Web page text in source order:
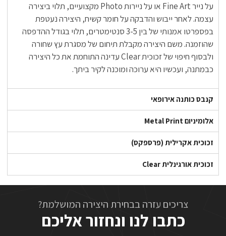
על נייר Fine Art או על ניירות Photo מקצועיים, תלוי ביצירה
עצמה. לאחר ייבוש והדבקה על חומר קשיח, היצירה נעטפת
בפספרטו אמנותי של בין 3-5 סנטימטרים, תלוי בגודל ההדפסה
שהוזמנה. משם היצירה מקבלת תיחום של מסגרת עץ שחורה
ולבסוף חיפוי של זכוכית Clear עדינה התוחמת את כל היצירה
כבמתנה, ועכשיו היא ערוכה ומוכנה לקיר ביתך.
קנבס כותנה אירופאי
אלומיניום Metal Print
זכוכית אקרילית (פרספקס)
זכוכית אורגינלית Clear
צריכים עזרה בבחירת היצירה המושלמת?
כתבו לנו ונחזור אליכם